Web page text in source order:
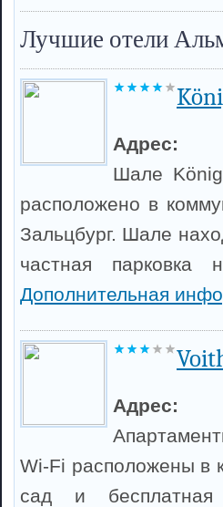
Лучшие отели
Адрес:
Шале
расположено в
Зальцбург. Шале
частная парковка
Дополнительная
Адрес:
Wi-Fi расположены в
сад и